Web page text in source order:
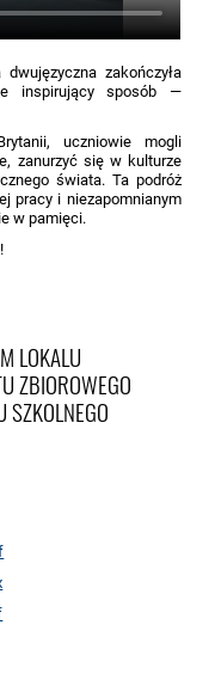
zakończyła
inspirujący sposób —
uczniowie mogli
zanurzyć się w kulturze
świata. Ta podróż
pracy i niezapomnianym
w pamięci.
LOKALU
ZBIOROWEGO
SZKOLNEGO